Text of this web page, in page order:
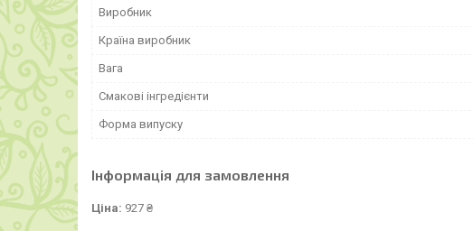
Виробник
Країна виробник
Вага
Смакові інгредієнти
Форма випуску
Інформація для замовлення
Ціна: 927 ₴